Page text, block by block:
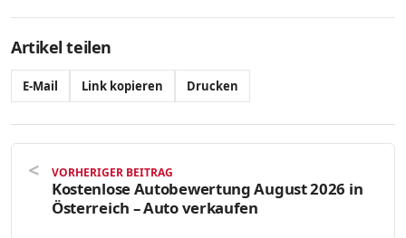
Artikel teilen
E-Mail Link kopieren Drucken
VORHERIGER BEITRAG
Kostenlose Autobewertung August 2026 in
Österreich – Auto verkaufen